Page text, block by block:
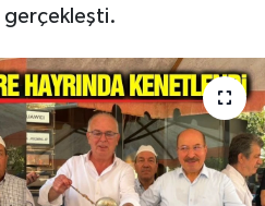
gerçekleşti.